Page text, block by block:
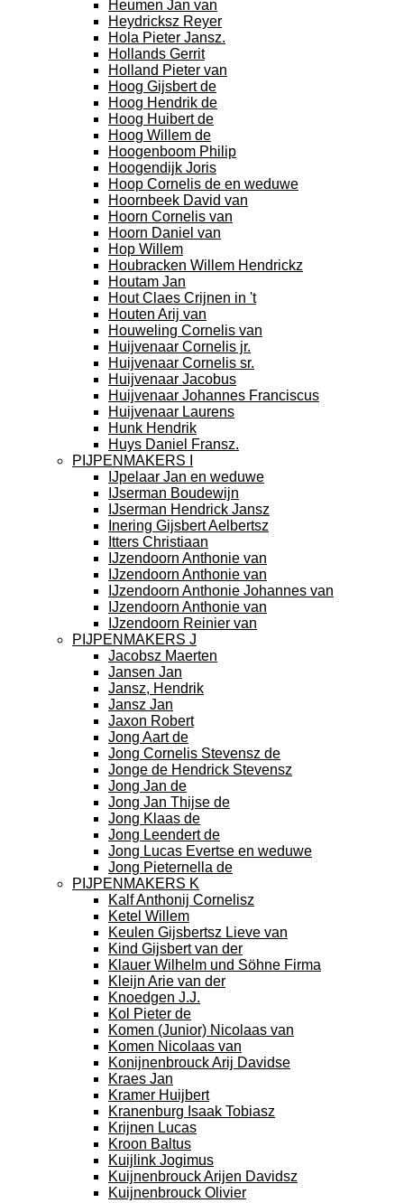
Heumen Jan van
Heydricksz Reyer
Hola Pieter Jansz.
Hollands Gerrit
Holland Pieter van
Hoog Gijsbert de
Hoog Hendrik de
Hoog Huibert de
Hoog Willem de
Hoogenboom Philip
Hoogendijk Joris
Hoop Cornelis de en weduwe
Hoornbeek David van
Hoorn Cornelis van
Hoorn Daniel van
Hop Willem
Houbracken Willem Hendrickz
Houtam Jan
Hout Claes Crijnen in 't
Houten Arij van
Houweling Cornelis van
Huijvenaar Cornelis jr.
Huijvenaar Cornelis sr.
Huijvenaar Jacobus
Huijvenaar Johannes Franciscus
Huijvenaar Laurens
Hunk Hendrik
Huys Daniel Fransz.
PIJPENMAKERS I
IJpelaar Jan en weduwe
IJserman Boudewijn
IJserman Hendrick Jansz
Inering Gijsbert Aelbertsz
Itters Christiaan
IJzendoorn Anthonie van
IJzendoorn Anthonie van
IJzendoorn Anthonie Johannes van
IJzendoorn Anthonie van
IJzendoorn Reinier van
PIJPENMAKERS J
Jacobsz Maerten
Jansen Jan
Jansz, Hendrik
Jansz Jan
Jaxon Robert
Jong Aart de
Jong Cornelis Stevensz de
Jonge de Hendrick Stevensz
Jong Jan de
Jong Jan Thijse de
Jong Klaas de
Jong Leendert de
Jong Lucas Evertse en weduwe
Jong Pieternella de
PIJPENMAKERS K
Kalf Anthonij Cornelisz
Ketel Willem
Keulen Gijsbertsz Lieve van
Kind Gijsbert van der
Klauer Wilhelm und Söhne Firma
Kleijn Arie van der
Knoedgen J.J.
Kol Pieter de
Komen (Junior) Nicolaas van
Komen Nicolaas van
Konijnenbrouck Arij Davidse
Kraes Jan
Kramer Huijbert
Kranenburg Isaak Tobiasz
Krijnen Lucas
Kroon Baltus
Kuijlink Jogimus
Kuijnenbrouck Arijen Davidsz
Kuijnenbrouck Olivier